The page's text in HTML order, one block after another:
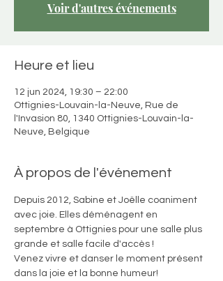
Voir d'autres événements
Heure et lieu
12 jun 2024, 19:30 – 22:00
Ottignies-Louvain-la-Neuve, Rue de
l'Invasion 80, 1340 Ottignies-Louvain-la-
Neuve, Belgique
À propos de l'événement
Depuis 2012, Sabine et Joëlle coaniment
avec joie. Elles déménagent en
septembre à Ottignies pour une salle plus
grande et salle facile d'accès !
Venez vivre et danser le moment présent
dans la joie et la bonne humeur!